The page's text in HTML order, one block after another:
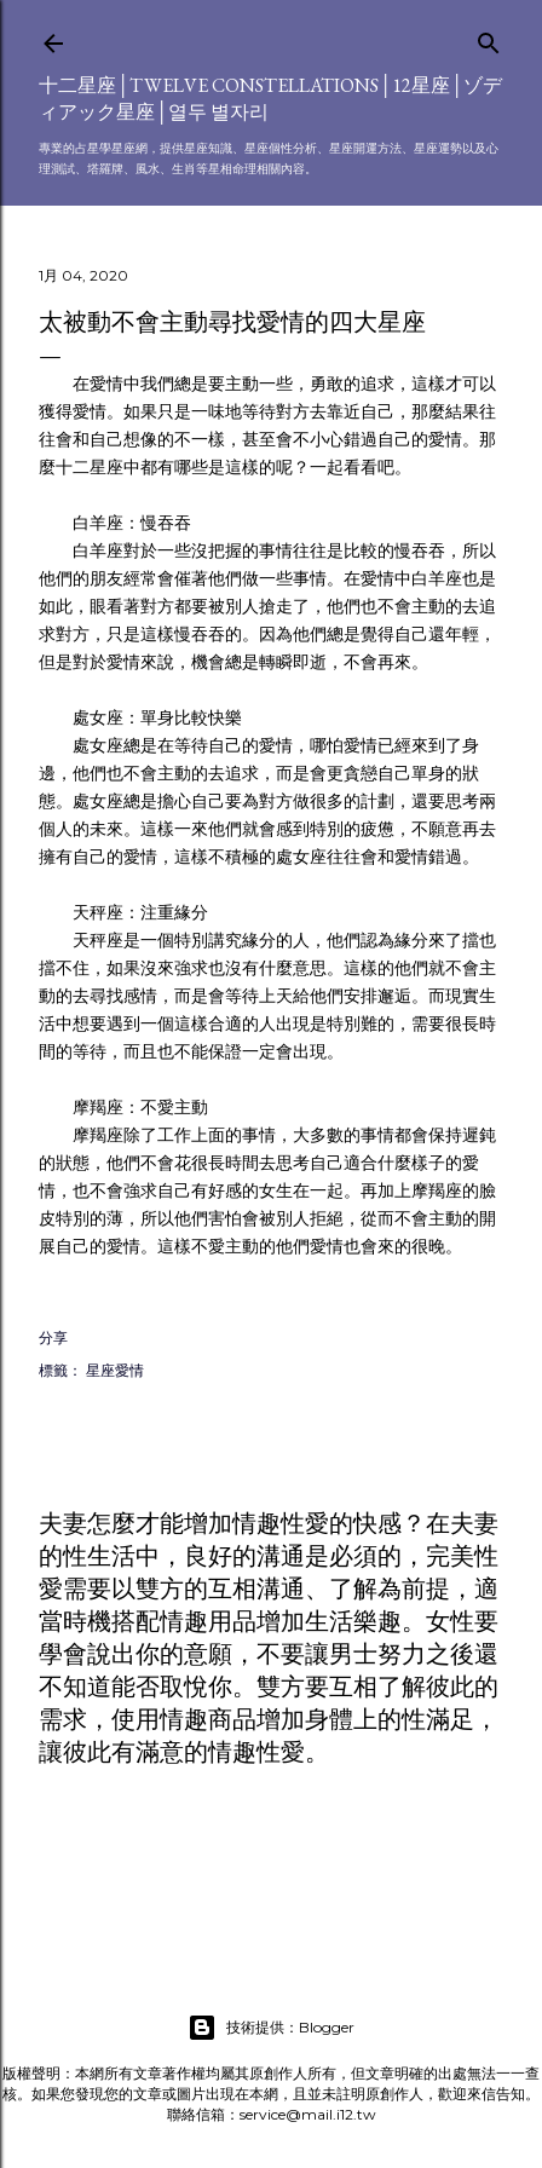
十二星座│TWELVE CONSTELLATIONS│12星座│ゾデ
ィアック星座│열두 별자리
專業的占星學星座網，提供星座知識、星座個性分析、星座開運方法、星座運勢以及心
理測試、塔羅牌、風水、生肖等星相命理相關內容。
1月 04, 2020
太被動不會主動尋找愛情的四大星座
在愛情中我們總是要主動一些，勇敢的追求，這樣才可以
獲得愛情。如果只是一味地等待對方去靠近自己，那麼結果往
往會和自己想像的不一樣，甚至會不小心錯過自己的愛情。那
麼十二星座中都有哪些是這樣的呢？一起看看吧。
白羊座：慢吞吞
白羊座對於一些沒把握的事情往往是比較的慢吞吞，所以
他們的朋友經常會催著他們做一些事情。在愛情中白羊座也是
如此，眼看著對方都要被別人搶走了，他們也不會主動的去追
求對方，只是這樣慢吞吞的。因為他們總是覺得自己還年輕，
但是對於愛情來說，機會總是轉瞬即逝，不會再來。
處女座：單身比較快樂
處女座總是在等待自己的愛情，哪怕愛情已經來到了身
邊，他們也不會主動的去追求，而是會更貪戀自己單身的狀
態。處女座總是擔心自己要為對方做很多的計劃，還要思考兩
個人的未來。這樣一來他們就會感到特別的疲憊，不願意再去
擁有自己的愛情，這樣不積極的處女座往往會和愛情錯過。
天秤座：注重緣分
天秤座是一個特別講究緣分的人，他們認為緣分來了擋也
擋不住，如果沒來強求也沒有什麼意思。這樣的他們就不會主
動的去尋找感情，而是會等待上天給他們安排邂逅。而現實生
活中想要遇到一個這樣合適的人出現是特別難的，需要很長時
間的等待，而且也不能保證一定會出現。
摩羯座：不愛主動
摩羯座除了工作上面的事情，大多數的事情都會保持遲鈍
的狀態，他們不會花很長時間去思考自己適合什麼樣子的愛
情，也不會強求自己有好感的女生在一起。再加上摩羯座的臉
皮特別的薄，所以他們害怕會被別人拒絕，從而不會主動的開
展自己的愛情。這樣不愛主動的他們愛情也會來的很晚。
分享
標籤： 星座愛情
夫妻怎麼才能增加情趣性愛的快感？在夫妻
的性生活中，良好的溝通是必須的，完美性
愛需要以雙方的互相溝通、了解為前提，適
當時機搭配情趣用品增加生活樂趣。女性要
學會說出你的意願，不要讓男士努力之後還
不知道能否取悅你。雙方要互相了解彼此的
需求，使用情趣商品增加身體上的性滿足，
讓彼此有滿意的情趣性愛。
技術提供：Blogger
版權聲明：本網所有文章著作權均屬其原創作人所有，但文章明確的出處無法一一查
核。如果您發現您的文章或圖片出現在本網，且並未註明原創作人，歡迎來信告知。
聯絡信箱：service@mail.i12.tw